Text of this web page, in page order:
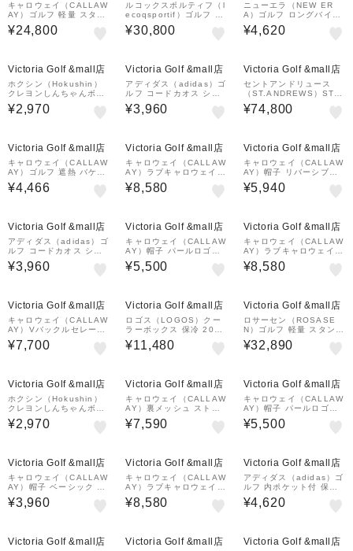
キャロウェイ（CALLAW
AY）ゴルフ 軽量 スタン
ド式 キャディバッグ 9型
ADVANCE 5126018 K
¥24,800
ルコックスポルティフ（l
ecoqsportif）ゴルフ カ
ート式 ボーダーデザイン
キャディバッグ 8.5型 6
¥30,800
ニューエラ（NEW ER
A）ゴルフ ロングバイザ
ー キャップ 9TWNTY ピ
ーナッツ スヌーピー 14
¥4,620
Victoria Golf &mall店
ホクシン（Hokushin）
クレヨンしんちゃんボー
ルポーチ ぶりぶりざえも
ん OBP3 ブリブリBP
¥2,970
Victoria Golf &mall店
アディダス（adidas）ゴ
ルフ コードカオス シュ
ーズケース RG896-KW5
773 WH
¥3,960
Victoria Golf &mall店
セントアンドリュース
（ST.ANDREWS）STA
スタンドキャディーバッ
グ 042-7980801-020
¥74,800
Victoria Golf &mall店
キャロウェイ（CALLAW
AY）ゴルフ 遮熱 バケッ
トハット C26191119-1
010
¥4,466
Victoria Golf &mall店
キャロウェイ（CALLAW
AY）ラブキャロウェイ
グローブキャッチャー付
きベルト C26292202-1
¥8,580
Victoria Golf &mall店
キャロウェイ（CALLAW
AY）帽子 リバーシブル
ツイルバケットハット C
26291115-1120
¥5,940
Victoria Golf &mall店
アディダス（adidas）ゴ
ルフ コードカオス シュ
ーズケース RG896-KW5
774 BLK
¥3,960
Victoria Golf &mall店
キャロウェイ（CALLAW
AY）帽子 パールロゴキ
ャップ C26291204-10
21
¥5,500
Victoria Golf &mall店
キャロウェイ（CALLAW
AY）ラブキャロウェイ
グローブキャッチャー付
きベルト C26292202-1
¥8,580
Victoria Golf &mall店
キャロウェイ（CALLAW
AY）Vバックルセレーシ
ョンベルト C26992200
-1120
¥7,700
Victoria Golf &mall店
ロゴス（LOGOS）クー
ラーボックス 保冷 20L
ハイパー氷点下クーラー
L 81670080 折りたたみ
¥11,480
Victoria Golf &mall店
ロサーセン（ROSASE
N）ゴルフ 軽量 スタンド
式 キャディバッグ オッ
クス 9型 5分割 046-14
¥32,890
Victoria Golf &mall店
ホクシン（Hokushin）
クレヨンしんちゃんボー
ルポーチ シロ OBP1 シ
ロBP
¥2,970
Victoria Golf &mall店
キャロウェイ（CALLAW
AY）裏メッシュ ストレ
ッチ セレーションベルト
C26992100-1120
¥7,590
Victoria Golf &mall店
キャロウェイ（CALLAW
AY）帽子 パールロゴキ
ャップ C26291204-10
10
¥5,500
Victoria Golf &mall店
キャロウェイ（CALLAW
AY）帽子 ベーシック ツ
イルキャップ 26 JM C2
6990103-1020
¥3,960
Victoria Golf &mall店
キャロウェイ（CALLAW
AY）ラブキャロウェイ
グローブキャッチャー付
きベルト C26292202-1
¥8,580
Victoria Golf &mall店
アディダス（adidas）ゴ
ルフ 内ポケット付 保冷
バッグ グラフィック ラ
ウンドトート KS857-JY
¥4,620
Victoria Golf &mall店 Victoria Golf &mall店 Victoria Golf &mall店